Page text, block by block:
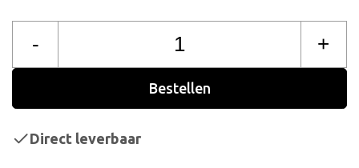
- +
Bestellen
Direct leverbaar